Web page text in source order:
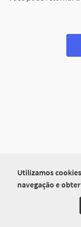
Utilizamos
navegação e